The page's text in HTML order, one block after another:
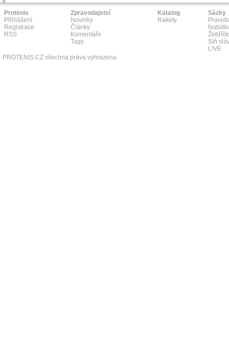
Protenis
Přihlášení
Registrace
RSS
Zpravodajství
Novinky
Články
Komentáře
Tagy
Katalog
Rakety
Sázky
Síň
L!VE
PROTENIS.CZ všechna práva vyhrazena